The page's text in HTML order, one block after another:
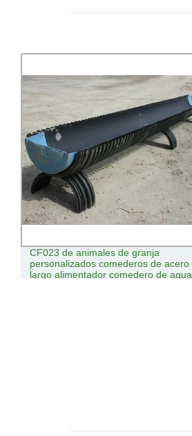
CF023 de animales de granja
personalizados comederos de acero
largo alimentador comedero de agua